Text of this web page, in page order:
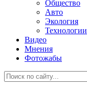
Общество
Авто
Экология
Технологии
Видео
Мнения
Фотожабы